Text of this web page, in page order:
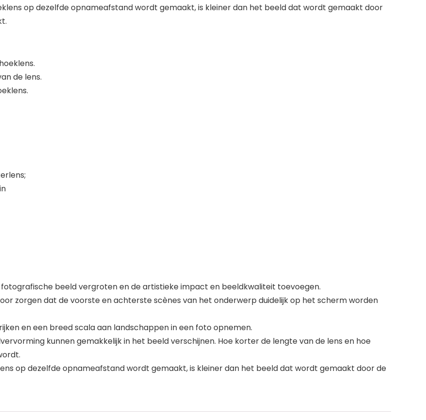
op dezelfde opnameafstand wordt gemaakt, is kleiner dan het beeld dat wordt gemaakt door
de lens.
beeld vergroten en de artistieke impact en beeldkwaliteit toevoegen.
zorgen dat de voorste en achterste scènes van het onderwerp duidelijk op het scherm worden
en een breed scala aan landschappen in een foto opnemen.
kunnen gemakkelijk in het beeld verschijnen. Hoe korter de lengte van de lens en hoe
op dezelfde opnameafstand wordt gemaakt, is kleiner dan het beeld dat wordt gemaakt door de